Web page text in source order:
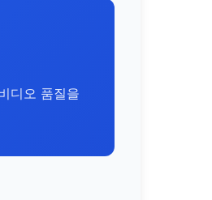
디오 품질을